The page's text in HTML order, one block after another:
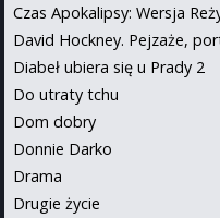
Czas Apokalipsy: Wersja
David Hockney. Pejzaże,
Diabeł ubiera się u Prady 2
Do utraty tchu
Dom dobry
Donnie Darko
Drama
Drugie życie